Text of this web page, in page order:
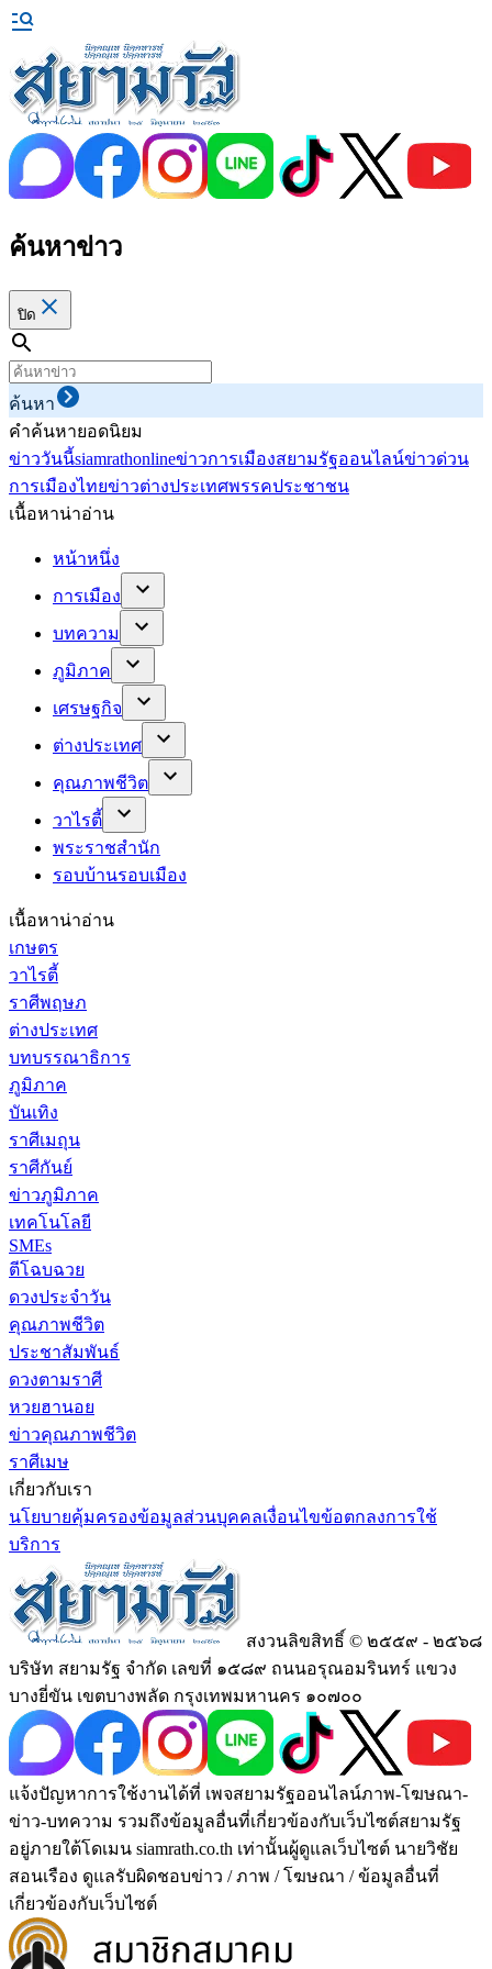
ค้นหาข่าว
ปิด
ค้นหา
คำค้นหายอดนิยม
ข่าววันนี้siamrathonlineข่าวการเมืองสยามรัฐออนไลน์ข่าวด่วน
การเมืองไทยข่าวต่างประเทศพรรคประชาชน
เนื้อหาน่าอ่าน
หน้าหนึ่ง
การเมือง
บทความ
ภูมิภาค
เศรษฐกิจ
ต่างประเทศ
คุณภาพชีวิต
วาไรตี้
พระราชสำนัก
รอบบ้านรอบเมือง
เนื้อหาน่าอ่าน
เกษตร
วาไรตี้
ราศีพฤษภ
ต่างประเทศ
บทบรรณาธิการ
ภูมิภาค
บันเทิง
ราศีเมถุน
ราศีกันย์
ข่าวภูมิภาค
เทคโนโลยี
SMEs
ตีโฉบฉวย
ดวงประจำวัน
คุณภาพชีวิต
ประชาสัมพันธ์
ดวงตามราศี
หวยฮานอย
ข่าวคุณภาพชีวิต
ราศีเมษ
เกี่ยวกับเรา
นโยบายคุ้มครองข้อมูลส่วนบุคคลเงื่อนไขข้อตกลงการใช้
บริการ
สงวนลิขสิทธิ์ © ๒๕๕๙ - ๒๕๖๘
บริษัท สยามรัฐ จำกัด เลขที่ ๑๕๘๙ ถนนอรุณอมรินทร์ แขวง
บางยี่ขัน เขตบางพลัด กรุงเทพมหานคร ๑๐๗๐๐
แจ้งปัญหาการใช้งานได้ที่ เพจสยามรัฐออนไลน์ภาพ-โฆษณา-
ข่าว-บทความ รวมถึงข้อมูลอื่นที่เกี่ยวข้องกับเว็บไซต์สยามรัฐ
อยู่ภายใต้โดเมน siamrath.co.th เท่านั้นผู้ดูแลเว็บไซต์ นายวิชัย
สอนเรือง ดูแลรับผิดชอบข่าว / ภาพ / โฆษณา / ข้อมูลอื่นที่
เกี่ยวข้องกับเว็บไซต์